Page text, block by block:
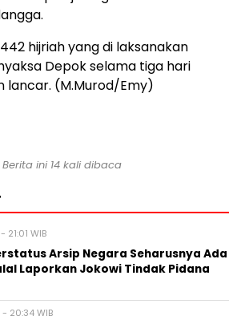
hijriah yang di laksanakan
Depok selama tiga hari
lancar. (M.Murod/Emy)
Berita ini 14 kali dibaca
WIB
Arsip Negara Seharusnya Ada
Laporkan Jokowi Tindak Pidana
20:34 WIB